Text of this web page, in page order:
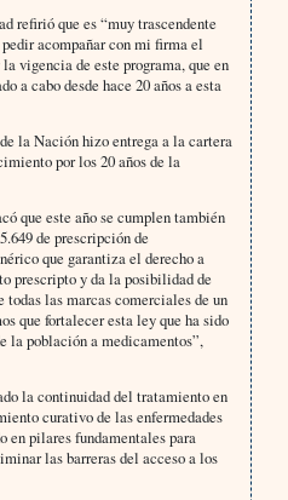
refirió que es “muy trascendente
acompañar con mi firma el
vigencia de este programa, que en
a cabo desde hace 20 años a esta
la Nación hizo entrega a la cartera
por los 20 años de la
que este año se cumplen también
de prescripción de
que garantiza el derecho a
prescripto y da la posibilidad de
las marcas comerciales de un
que fortalecer esta ley que ha sido
la población a medicamentos”,
la continuidad del tratamiento en
curativo de las enfermedades
en pilares fundamentales para
las barreras del acceso a los